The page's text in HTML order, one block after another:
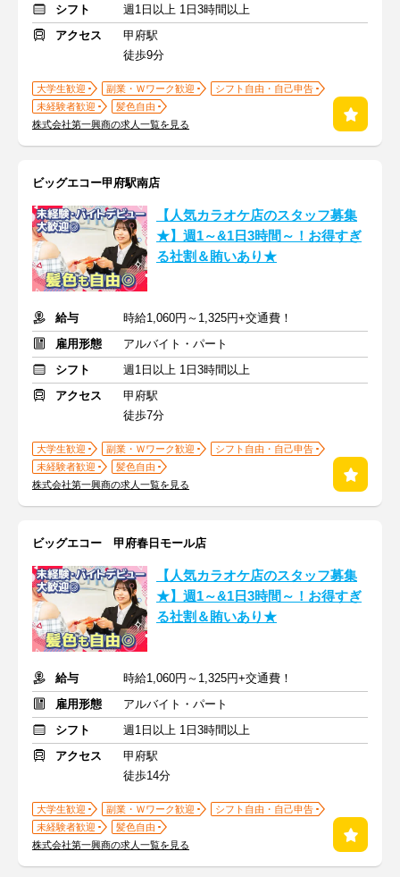
シフト
週1日以上 1日3時間以上
アクセス
甲府駅
徒歩9分
大学生歓迎 副業・Ｗワーク歓迎
シフト自由・自己申告
未経験者歓迎
髪色自由
株式会社第一興商の求人一覧を見る
ビッグエコー甲府駅南店
【人気カラオケ店のスタッフ募集
★】週1～&1日3時間～！お得すぎ
る社割＆賄いあり★
給与
時給1,060円～1,325円+交通費！
雇用形態
アルバイト・パート
シフト
週1日以上 1日3時間以上
アクセス
甲府駅
徒歩7分
大学生歓迎 副業・Ｗワーク歓迎
シフト自由・自己申告
未経験者歓迎
髪色自由
株式会社第一興商の求人一覧を見る
ビッグエコー 甲府春日モール店
【人気カラオケ店のスタッフ募集
★】週1～&1日3時間～！お得すぎ
る社割＆賄いあり★
給与
時給1,060円～1,325円+交通費！
雇用形態
アルバイト・パート
シフト
週1日以上 1日3時間以上
アクセス
甲府駅
徒歩14分
大学生歓迎 副業・Ｗワーク歓迎
シフト自由・自己申告
未経験者歓迎
髪色自由
株式会社第一興商の求人一覧を見る